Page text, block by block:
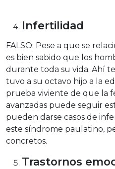
Infertilidad
FALSO: Pese a que se
es bien sabido que los
durante toda su vida. Ahí
tuvo a su octavo hijo a la
prueba viviente de que la
avanzadas puede seguir
pueden darse casos de
este síndrome paulatino,
concretos.
Trastornos